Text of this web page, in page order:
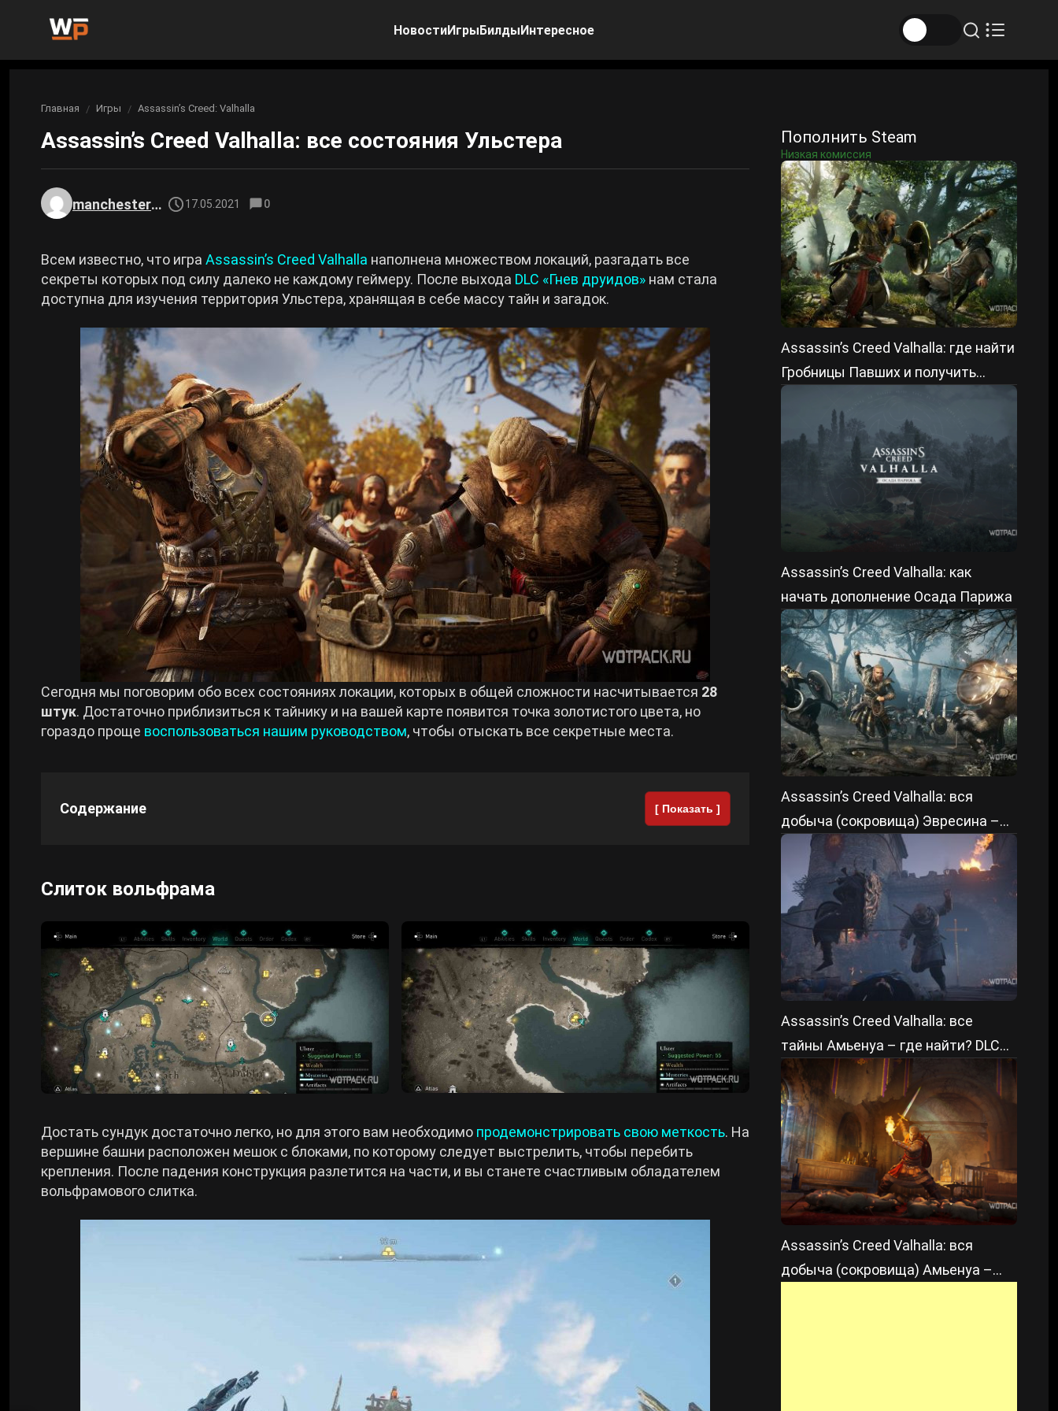
НовостиИгрыБилдыИнтересное
Новости Genshin Impact
Новости Honkai: Star Rail
Новости Zenless Zone Zero
Honkai: Star Rail
Neverness to Everness
Gothic 1 Remake
Arknights: Endfield
Crimson Desert
Zenless Zone Zero
Kingdom Come: Deliverance 2
Wuthering Waves
Hogwarts Legacy
Cyberpunk 2077
Билды Genshin Impact
Билды Zenless Zone Zero
Билды Neverness to Everness
Билды Arknights: Endfield
Билды Wuthering Waves
Билды Cyberpunk 2077
Билды Path of Exile 2
Интересное
Аниме
Фильмы и сериалы
Вы здесь:
Главная Игры Assassin’s Creed: Valhalla
Assassin’s Creed Valhalla: все состояния Ульстера
manchester0000 17.05.2021 0
Всем известно, что игра Assassin’s Creed Valhalla наполнена множеством локаций, разгадать все
секреты которых под силу далеко не каждому геймеру. После выхода DLC «Гнев друидов» нам стала
доступна для изучения территория Ульстера, хранящая в себе массу тайн и загадок.
Сегодня мы поговорим обо всех состояниях локации, которых в общей сложности насчитывается 28
штук. Достаточно приблизиться к тайнику и на вашей карте появится точка золотистого цвета, но
гораздо проще воспользоваться нашим руководством, чтобы отыскать все секретные места.
Содержание [ Показать ]
Слиток вольфрама
Достать сундук достаточно легко, но для этого вам необходимо продемонстрировать свою меткость. На
вершине башни расположен мешок с блоками, по которому следует выстрелить, чтобы перебить
крепления. После падения конструкция разлетится на части, и вы станете счастливым обладателем
вольфрамового слитка.
Пополнить Steam
Низкая комиссия
Assassin’s Creed Valhalla: где найти
Гробницы Павших и получить
Праздник Ускурэ
Assassin’s Creed Valhalla: как
начать дополнение Осада Парижа
Assassin’s Creed Valhalla: вся
добыча (сокровища) Эвресина –
где найти? DLC «Осада Парижа»
Assassin’s Creed Valhalla: все
тайны Амьенуа – где найти? DLC
«Осада Парижа»
Assassin’s Creed Valhalla: вся
добыча (сокровища) Амьенуа –